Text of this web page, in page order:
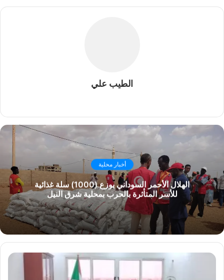
الطيب علي
ق
ا
ل
و
ي
ب
أخبار محلية
الهلال الأحمر السوداني يوزع (1000) سلة غذائية
للأسر المتأثرة بالحرب بمحلية شرق النيل